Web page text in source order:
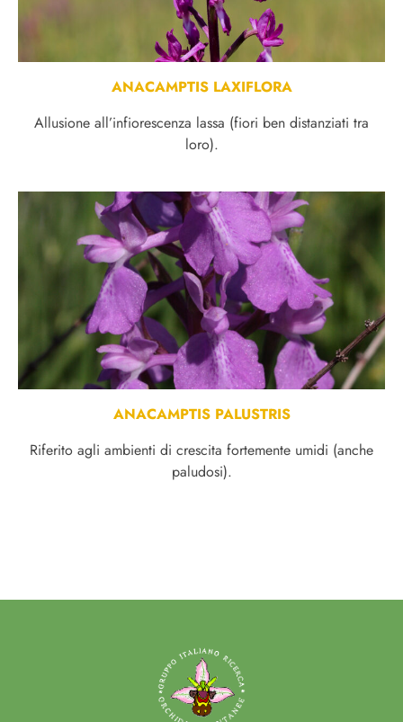
ANACAMPTIS LAXIFLORA
Allusione all’infiorescenza lassa (fiori ben distanziati tra
loro).
ANACAMPTIS PALUSTRIS
Riferito agli ambienti di crescita fortemente umidi (anche
paludosi).